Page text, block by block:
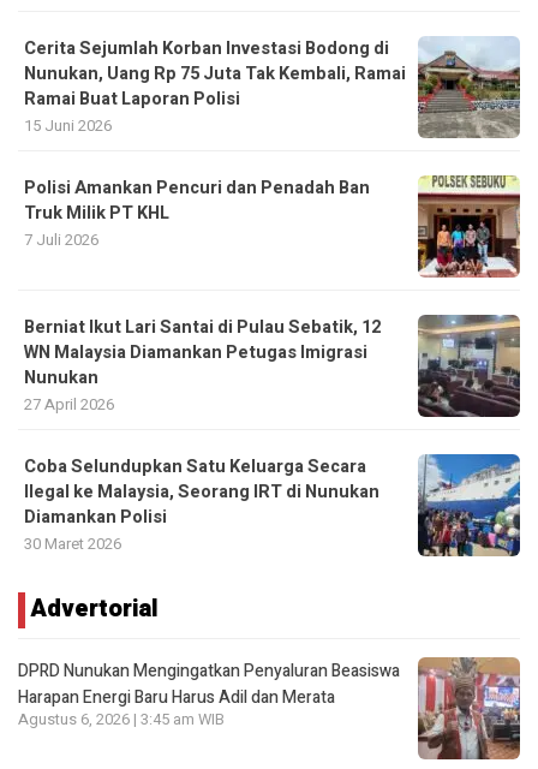
Cerita Sejumlah Korban Investasi Bodong di
Nunukan, Uang Rp 75 Juta Tak Kembali, Ramai
Ramai Buat Laporan Polisi
15 Juni 2026
Polisi Amankan Pencuri dan Penadah Ban
Truk Milik PT KHL
7 Juli 2026
Berniat Ikut Lari Santai di Pulau Sebatik, 12
WN Malaysia Diamankan Petugas Imigrasi
Nunukan
27 April 2026
Coba Selundupkan Satu Keluarga Secara
Ilegal ke Malaysia, Seorang IRT di Nunukan
Diamankan Polisi
30 Maret 2026
Advertorial
DPRD Nunukan Mengingatkan Penyaluran Beasiswa
Harapan Energi Baru Harus Adil dan Merata
Agustus 6, 2026 | 3:45 am WIB